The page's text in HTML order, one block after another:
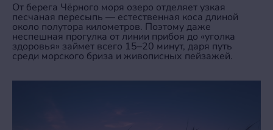
От берега Чёрного моря озеро отделяет узкая
песчаная пересыпь — естественная коса длиной
около полутора километров. Поэтому даже
неспешная прогулка от линии прибоя до «уголка
здоровья» займет всего 15–20 минут, даря путь
среди морского бриза и живописных пейзажей.